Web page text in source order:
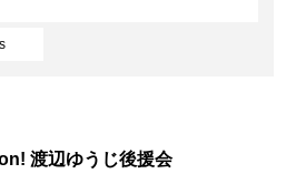
渡辺ゆうじ後援会